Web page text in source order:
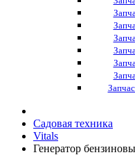
Садовая техника
Vitals
Генератор